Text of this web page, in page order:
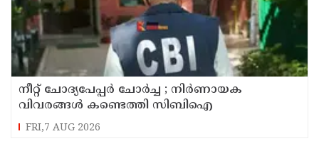
നീറ്റ് ചോദ്യപേപ്പർ ചോർച്ച ; നിർണായക
വിവരങ്ങൾ കണ്ടെത്തി സിബിഐ
FRI,7 AUG 2026